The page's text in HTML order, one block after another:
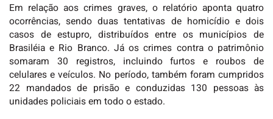
Em relação aos crimes graves, o relatório aponta quatro
ocorrências, sendo duas tentativas de homicídio e dois
casos de estupro, distribuídos entre os municípios de
Brasiléia e Rio Branco. Já os crimes contra o patrimônio
somaram 30 registros, incluindo furtos e roubos de
celulares e veículos. No período, também foram cumpridos
22 mandados de prisão e conduzidas 130 pessoas às
unidades policiais em todo o estado.